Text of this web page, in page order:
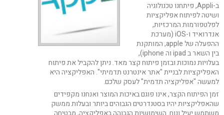
ב-Appli, פיתחנו טכנולוגיה
ושיטה לפיתוח אפליקציות
לפלטפורמות המרכזיות,
אנדרואיד ו-iOS (מערכת
ההפעלה של apple, המותקנת
בין השאר ב ipad וה iphone),
בעלויות נמוכות ובזמן פיתוח קצר מאד. ניתן להקביל את פיתוח
האפליקציות לבניית "אתר אינטרנט תדמיתי". האפליקציה היא
למעשה "אפליקציה תדמית" לעסק שלכם.
זמן הפיתוח הקצר, אינו פוגם באיכות המוצר ואנחנו מקפידים
שהאפליקציות יהיו בסטנדרטים הגבוהים ביותר ובעלות ממשק